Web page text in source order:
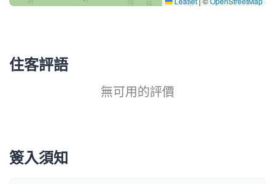
住客評語
無可用的評價
簽入須知